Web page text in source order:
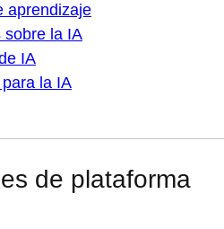
aprendizaje
sobre la IA
IA
la IA
de plataforma